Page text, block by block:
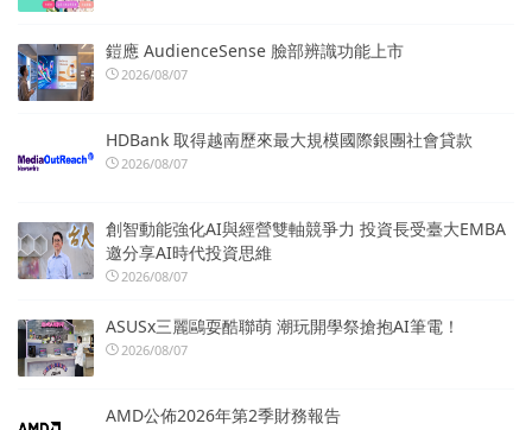
鎧應 AudienceSense 臉部辨識功能上市
2026/08/07
HDBank 取得越南歷來最大規模國際銀團社會貸款
2026/08/07
創智動能強化AI與經營雙軸競爭力 投資長受臺大EMBA
邀分享AI時代投資思維
2026/08/07
ASUSx三麗鷗耍酷聯萌 潮玩開學祭搶抱AI筆電！
2026/08/07
AMD公佈2026年第2季財務報告